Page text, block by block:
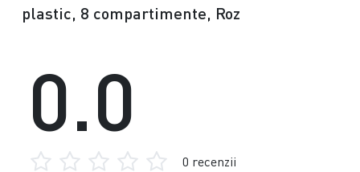
plastic, 8 compartimente, Roz
0.0
0 recenzii